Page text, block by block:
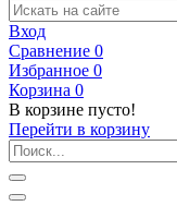
Вход
Сравнение 0
Избранное 0
Корзина 0
В корзине пусто!
Перейти в корзину